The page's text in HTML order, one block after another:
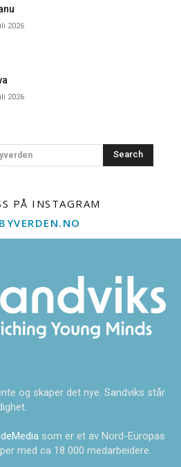
2026
2026
Search
PÅ INSTAGRAM
og skaper det nye. Sandviks står
som er et av Nord-Europas
med ca 18 000 medarbeidere.